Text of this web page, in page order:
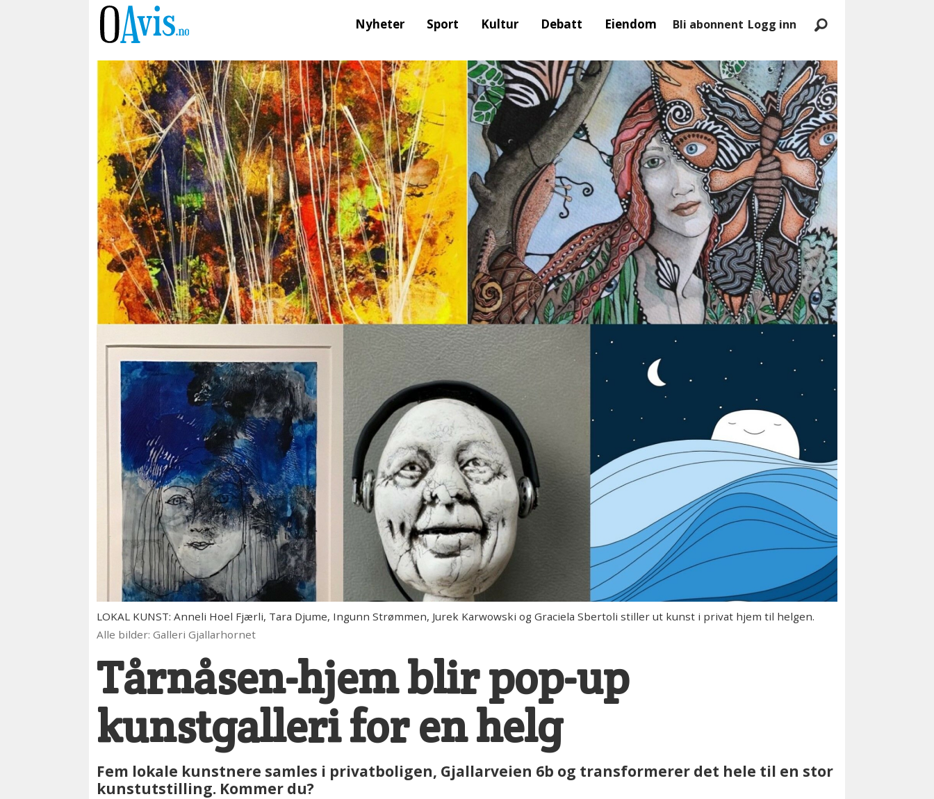
Nyheter Sport Kultur Debatt Eiendom Bli abonnent Logg inn
LOKAL KUNST: Anneli Hoel Fjærli, Tara Djume, Ingunn Strømmen, Jurek Karwowski og Graciela Sbertoli stiller ut kunst i privat hjem til helgen.
Alle bilder: Galleri Gjallarhornet
Tårnåsen-hjem blir pop-up
kunstgalleri for en helg
Fem lokale kunstnere samles i privatboligen, Gjallarveien 6b og transformerer det hele til en stor
kunstutstilling. Kommer du?